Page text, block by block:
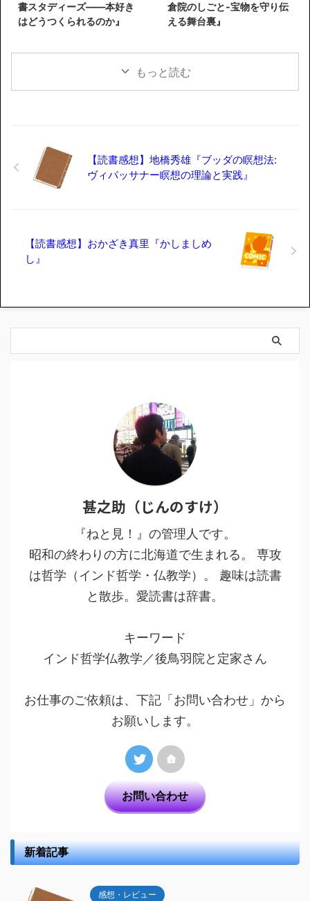
書スタディーズ――本好き
はどうつくられるのか』
倉院のしごと-宝物を守り伝
える舞台裏』
もっと読む
【読書感想】地橋秀雄『ブッダの瞑想法:
ヴィパッサナー瞑想の理論と実践』
【読書感想】おかざき真里『かしましめ
し』
甚之助（じんのすけ）
『ねと見！』の管理人です。
昭和の終わりの方に北海道で生まれる。 専攻
は哲学（インド哲学・仏教学）。 趣味は読書
と散歩。愛読書は辞書。
キーワード
インド哲学仏教学／後鳥羽院と定家さん
お仕事のご依頼は、下記「お問い合わせ」から
お願いします。
お問い合わせ
新着記事
感想・レビュー